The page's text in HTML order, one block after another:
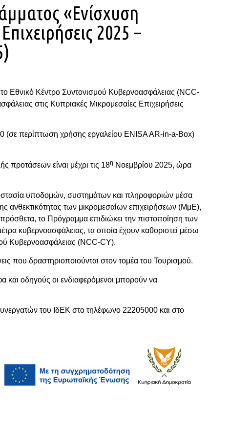
«Ενίσχυση
2025 –
Εθνικό Κέντρο Συντονισμού Κυβερνοασφάλειας (NCC-
στις Κυπριακές Μικρομεσαίες Επιχειρήσεις
(σε περίπτωση χρήσης εργαλείου ENISA AR-in-a-Box)
προτάσεων είναι μέχρι τις 18η Νοεμβρίου 2025, ώρα
υποδομών, συστημάτων και πληροφοριών μέσα
ανθεκτικότητας των μικρομεσαίων επιχειρήσεων (ΜμΕ),
το Πρόγραμμα επιδιώκει την πιστοποίηση των
κυβερνοασφάλειας, τα οποία έχουν καθοριστεί μέσω
Κυβερνοασφάλειας (NCC-CY).
που δραστηριοποιούνται στον τομέα του Τουρισμού.
και οδηγούς οι ενδιαφερόμενοι μπορούν να
του ΙδΕΚ στο τηλέφωνο 22205000 και στο